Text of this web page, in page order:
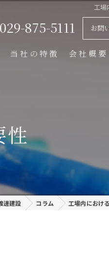
工場
029-875-5111 お問
当社の特徴
プラント工事
リース
会社概要
性
邊建設 コラム 工場内におけ